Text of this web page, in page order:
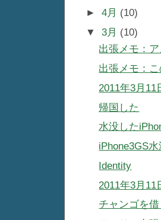
►4月 (10)
▼3月 (10)
出張メモ：
出張メモ：
2011年3月
帰国した
水没した
iPhone3GS水
Identity
2011年3月
チャンゴを借